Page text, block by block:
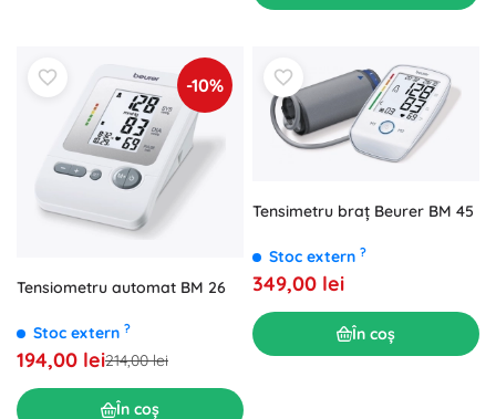
-10%
Tensiometru automat BM 26
Stoc extern ?
194,00 lei214,00 lei
În coș
Tensimetru braț Beurer BM 45
Stoc extern ?
349,00 lei
În coș